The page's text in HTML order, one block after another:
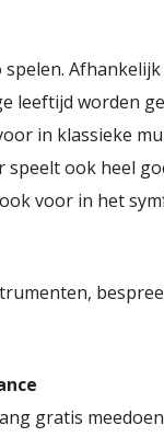
leeftijd worden
in klassieke
ook heel
voor in het
gratis